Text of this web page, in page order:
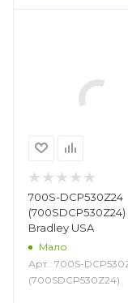
700S-DCP530Z24
(700SDCP530Z24)
Bradley USA
Мало
Арт.: 700S-
(700SDCP530Z24)